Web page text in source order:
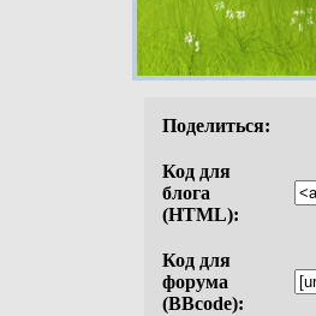
Поделиться:
Код для
блога
(HTML):
Код для
форума
(BBcode):